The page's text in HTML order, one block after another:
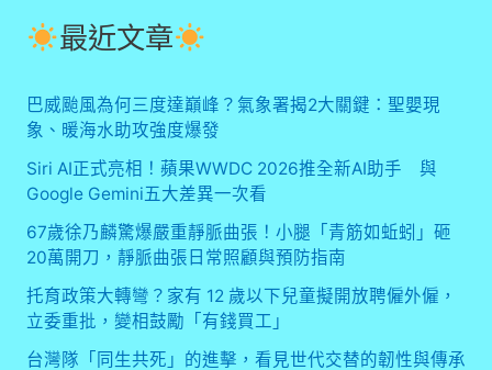
熱
點
最近文章
巴威颱風為何三度達巔峰？氣象署揭2大關鍵：聖嬰現
象、暖海水助攻強度爆發
Siri AI正式亮相！蘋果WWDC 2026推全新AI助手 與
Google Gemini五大差異一次看
67歲徐乃麟驚爆嚴重靜脈曲張！小腿「青筋如蚯蚓」砸
20萬開刀，靜脈曲張日常照顧與預防指南
托育政策大轉彎？家有 12 歲以下兒童擬開放聘僱外僱，
立委重批，變相鼓勵「有錢買工」
台灣隊「同生共死」的進擊，看見世代交替的韌性與傳承